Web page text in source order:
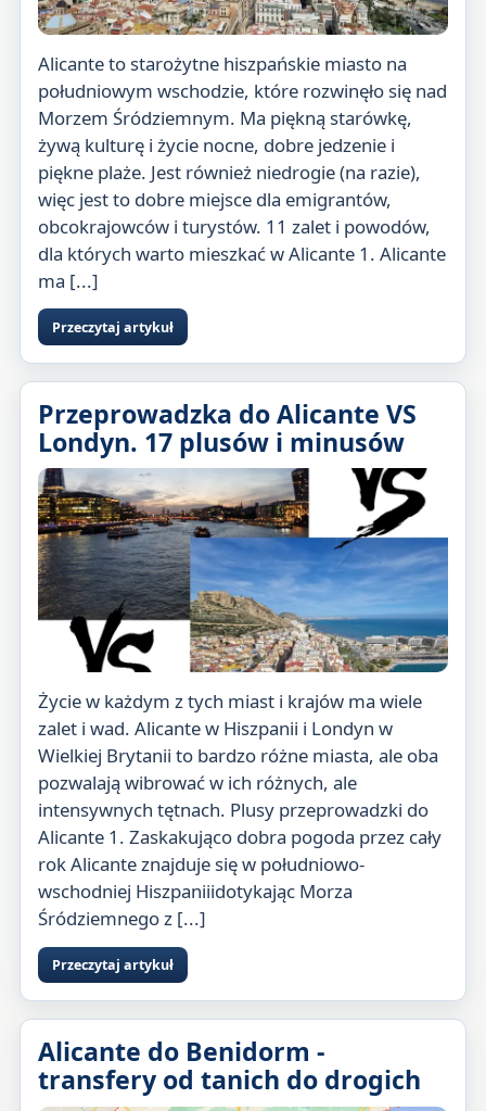
Alicante to starożytne hiszpańskie miasto na
południowym wschodzie, które rozwinęło się nad
Morzem Śródziemnym. Ma piękną starówkę,
żywą kulturę i życie nocne, dobre jedzenie i
piękne plaże. Jest również niedrogie (na razie),
więc jest to dobre miejsce dla emigrantów,
obcokrajowców i turystów. 11 zalet i powodów,
dla których warto mieszkać w Alicante 1. Alicante
ma [...]
Przeczytaj artykuł
Przeprowadzka do Alicante VS
Londyn. 17 plusów i minusów
Życie w każdym z tych miast i krajów ma wiele
zalet i wad. Alicante w Hiszpanii i Londyn w
Wielkiej Brytanii to bardzo różne miasta, ale oba
pozwalają wibrować w ich różnych, ale
intensywnych tętnach. Plusy przeprowadzki do
Alicante 1. Zaskakująco dobra pogoda przez cały
rok Alicante znajduje się w południowo-
wschodniej Hiszpaniiidotykając Morza
Śródziemnego z [...]
Przeczytaj artykuł
Alicante do Benidorm -
transfery od tanich do drogich